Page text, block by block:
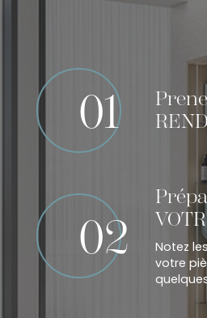
01
02
Notez
votre